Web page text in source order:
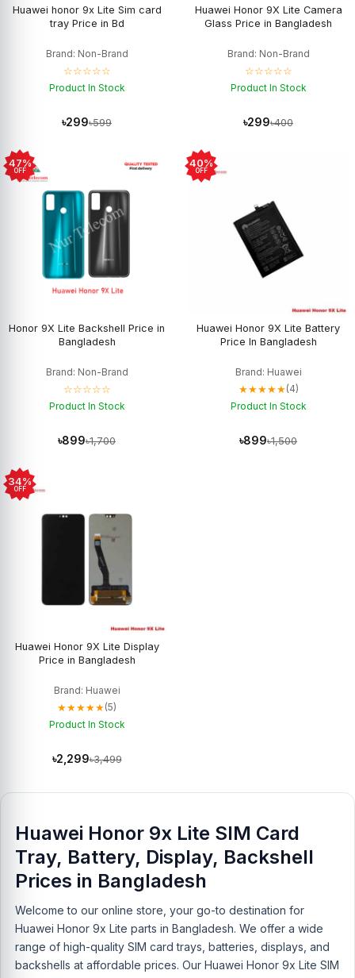
Huawei honor 9x Lite Sim card
tray Price in Bd
Brand: Non-Brand
☆☆☆☆☆
Product In Stock
৳299৳599
Huawei Honor 9X Lite Camera
Glass Price in Bangladesh
Brand: Non-Brand
☆☆☆☆☆
Product In Stock
৳299৳400
47%
OFF
Honor 9X Lite Backshell Price in
Bangladesh
Brand: Non-Brand
☆☆☆☆☆
Product In Stock
৳899৳1,700
40%
OFF
Huawei Honor 9X Lite Battery
Price In Bangladesh
Brand: Huawei
★★★★★(4)
Product In Stock
৳899৳1,500
34%
OFF
Huawei Honor 9X Lite Display
Price in Bangladesh
Brand: Huawei
★★★★★(5)
Product In Stock
৳2,299৳3,499
Huawei Honor 9x Lite SIM Card
Tray, Battery, Display, Backshell
Prices in Bangladesh
Welcome to our online store, your go-to destination for
Huawei Honor 9x Lite parts in Bangladesh. We offer a wide
range of high-quality SIM card trays, batteries, displays, and
backshells at affordable prices. Our Huawei Honor 9x Lite SIM